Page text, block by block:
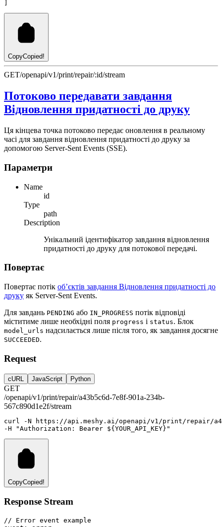
CopyCopied!
GET/openapi/v1/print/repair/:id/stream
Потоково передавати завдання
Відновлення придатності до друку
Ця кінцева точка потоково передає оновлення в реальному
часі для завдання відновлення придатності до друку за
допомогою Server-Sent Events (SSE).
Параметри
Name
id
Type
path
Description
Унікальний ідентифікатор завдання відновлення
придатності до друку для потокової передачі.
Повертає
Повертає потік об’єктів завдання Відновлення придатності до
друку як Server-Sent Events.
Для завдань PENDING або IN_PROGRESS потік відповіді
міститиме лише необхідні поля progress і status. Блок
model_urls надсилається лише після того, як завдання досягне
SUCCEEDED.
Request
cURL JavaScript Python
GET
/openapi/v1/print/repair/a43b5c6d-7e8f-901a-234b-
567c890d1e2f/stream
curl -N
https://api.meshy.ai/openapi/v1/print/repair/
-H
"Authorization: Bearer ${YOUR_API_KEY}"
CopyCopied!
Response Stream
// Error event example